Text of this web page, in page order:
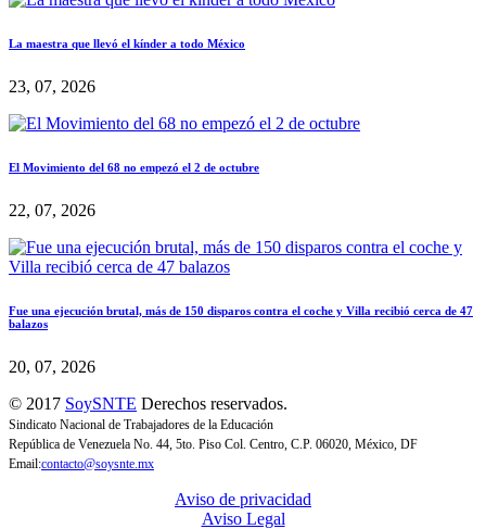
La maestra que llevó el kínder a todo México
23, 07, 2026
El Movimiento del 68 no empezó el 2 de octubre
22, 07, 2026
Fue una ejecución brutal, más de 150 disparos contra el coche y Villa recibió cerca de 47
balazos
20, 07, 2026
© 2017 SoySNTE Derechos reservados.
Sindicato Nacional de Trabajadores de la Educación
República de Venezuela No. 44, 5to. Piso Col. Centro, C.P. 06020, México, DF
Email:contacto@soysnte.mx
Aviso de privacidad
Aviso Legal